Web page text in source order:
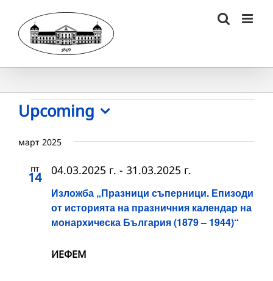
content
Събития
Upcoming
date.
март 2025
пт
14
Изложба „Празници съперници. Епизоди
от историята на празничния календар на
монархическа България (1879 – 1944)“
04.03.2025 г. - 31.03.2025 г.
ИЕФЕМ